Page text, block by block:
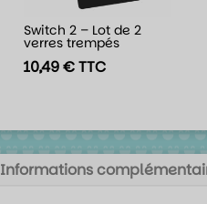
Switch 2 – Lot de 2
verres trempés
10,49€TTC
Informations